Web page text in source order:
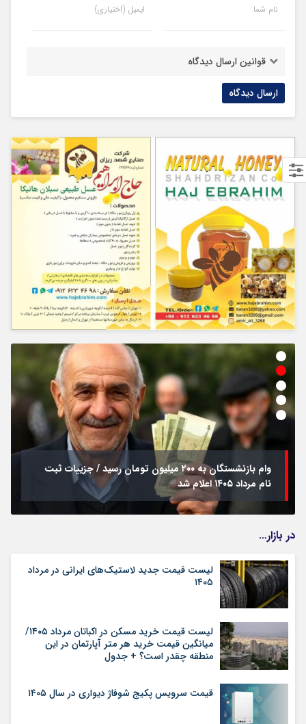
نام شما ایمیل (اختیاری)
قوانین ارسال دیدگاه
وام بازنشستگان به ۲۰۰ میلیون تومان رسید / جزییات ثبت
نام مرداد ۱۴۰۵ اعلام شد
در بازار…
لیست قیمت جدید لاستیک‌های ایرانی در مرداد
۱۴۰۵
لیست قیمت خرید مسکن در اکباتان مرداد ۱۴۰۵/
میانگین قیمت خرید هر متر آپارتمان در این
منطقه چقدر است؟ + جدول
قیمت سرویس پکیج شوفاژ دیواری در سال ۱۴۰۵